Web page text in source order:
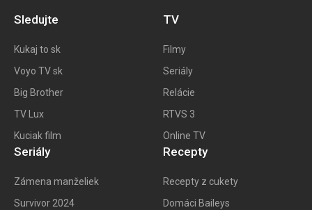
Sledujte
Kukaj to sk
Voyo TV sk
Big Brother
TV Lux
Kuciak film
TV
Filmy
Seriály
Relácie
RTVS 3
Online TV
Seriály
Zámena manželiek
Survivor 2024
Recepty
Recepty z cukety
Domáci Baileys